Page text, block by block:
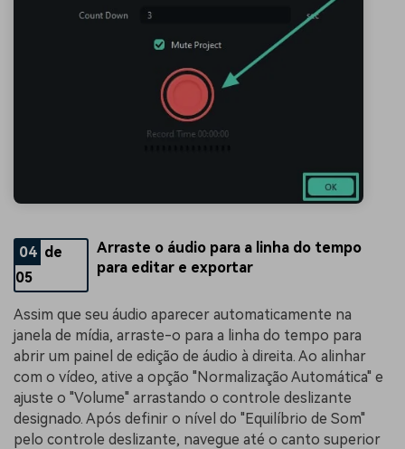
04 de
05
Arraste o áudio para a linha do tempo
para editar e exportar
Assim que seu áudio aparecer automaticamente na
janela de mídia, arraste-o para a linha do tempo para
abrir um painel de edição de áudio à direita. Ao alinhar
com o vídeo, ative a opção "Normalização Automática" e
ajuste o "Volume" arrastando o controle deslizante
designado. Após definir o nível do "Equilíbrio de Som"
pelo controle deslizante, navegue até o canto superior